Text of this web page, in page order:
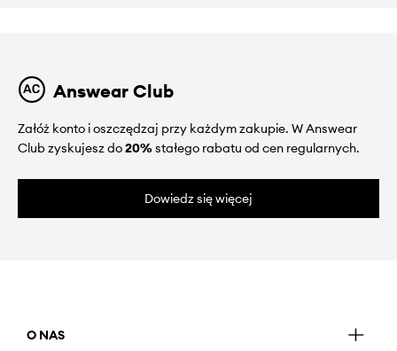
Answear Club
Załóż konto i oszczędzaj przy każdym zakupie. W Answear
Club zyskujesz do20%stałego rabatu od cen regularnych.
Dowiedz się więcej
O NAS